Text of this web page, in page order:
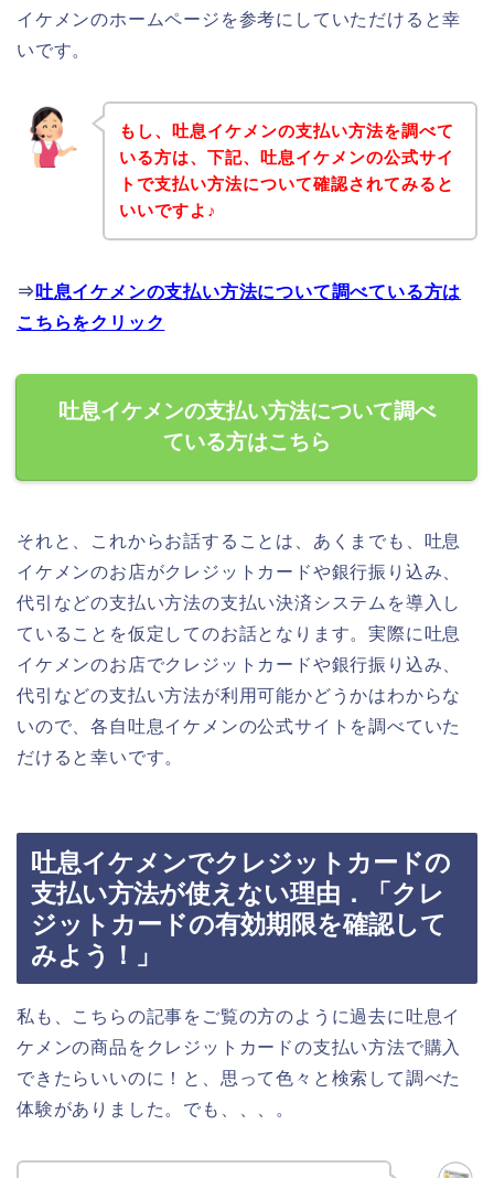
イケメンのホームページを参考にしていただけると幸
いです。
もし、吐息イケメンの支払い方法を調べて
いる方は、下記、吐息イケメンの公式サイ
トで支払い方法について確認されてみると
いいですよ♪
⇒ 吐息イケメンの支払い方法について調べている方は
こちらをクリック
吐息イケメンの支払い方法について調べ
ている方はこちら
それと、これからお話することは、あくまでも、吐息
イケメンのお店がクレジットカードや銀行振り込み、
代引などの支払い方法の支払い決済システムを導入し
ていることを仮定してのお話となります。実際に吐息
イケメンのお店でクレジットカードや銀行振り込み、
代引などの支払い方法が利用可能かどうかはわからな
いので、各自吐息イケメンの公式サイトを調べていた
だけると幸いです。
吐息イケメンでクレジットカードの
支払い方法が使えない理由．「クレ
ジットカードの有効期限を確認して
みよう！」
私も、こちらの記事をご覧の方のように過去に吐息イ
ケメンの商品をクレジットカードの支払い方法で購入
できたらいいのに！と、思って色々と検索して調べた
体験がありました。でも、、、。